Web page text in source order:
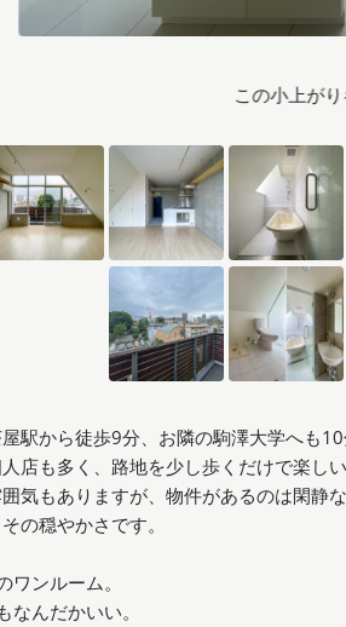
この小上が
駅から徒歩9分、お隣の駒澤大学へも10
店も多く、路地を少し歩くだけで楽し
気もありますが、物件があるのは閑静な
の穏やかさです。
ンルーム。
なんだかいい。